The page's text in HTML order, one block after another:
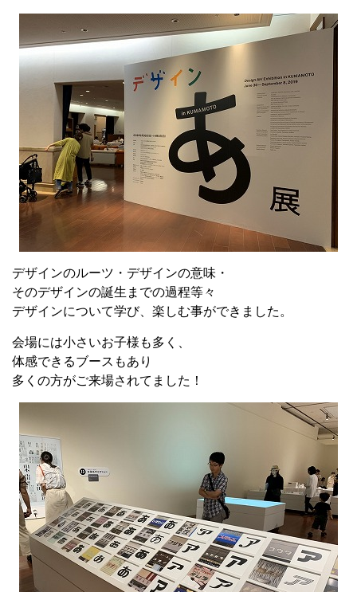
デザインのルーツ・デザインの意味・
そのデザインの誕生までの過程等々
デザインについて学び、楽しむ事ができました。
会場には小さいお子様も多く、
体感できるブースもあり
多くの方がご来場されてました！